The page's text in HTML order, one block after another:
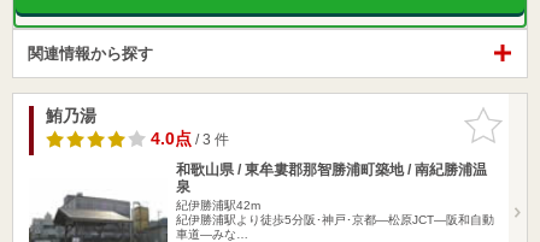
関連情報から探す
お気に入
りに追加
鮪乃湯
4.0点/ 3 件
和歌山県 / 東牟婁郡那智勝浦町築地 / 南紀勝浦温
泉
紀伊勝浦駅42m
紀伊勝浦駅より徒歩5分阪･神戸･京都―松原JCT―阪和自動
車道―みな…